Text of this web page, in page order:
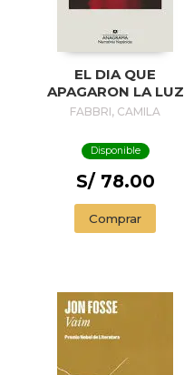
EL DIA QUE
APAGARON LA LUZ
FABBRI, CAMILA
Disponible
S/ 78.00
Comprar